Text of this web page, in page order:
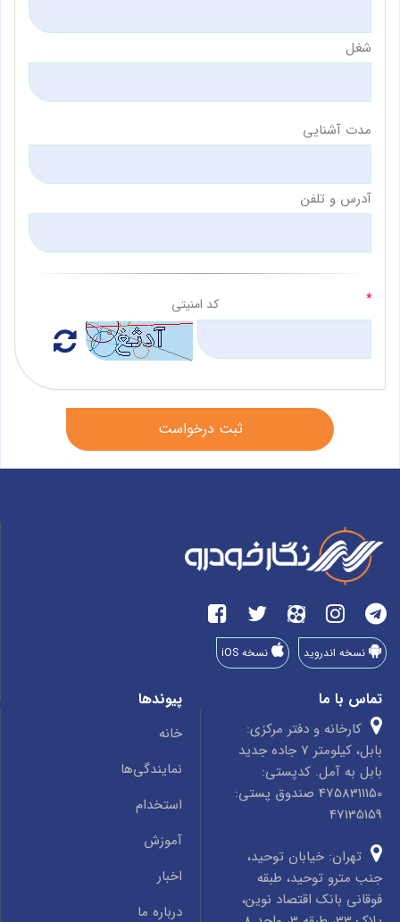
شغل
مدت آشنایی
آدرس و تلفن
کد امنیتی
نسخه اندروید نسخه iOS
تماس با ما
کارخانه و دفتر مرکزی:
بابل، کیلومتر 7 جاده جدید
بابل به آمل. کدپستی:
4758311150 صندوق پستی:
47135159
تهران: خیابان توحید،
جنب مترو توحید، طبقه
فوقانی بانک اقتصاد نوین،
پیوندها
خانه
نمایندگی‌ها
استخدام
آموزش
اخبار
درباره ما